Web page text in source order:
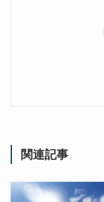
関連記事